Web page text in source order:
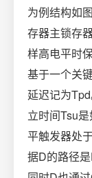
为例结构如
存器主锁存
样高电平时
基于一个关
延迟记为
立时间Tsu
平触发器处
据D的路径